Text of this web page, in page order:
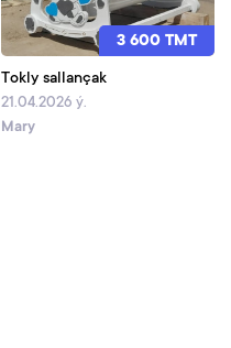
3 600 TMT
Tokly sallançak
21.04.2026 ý.
Mary